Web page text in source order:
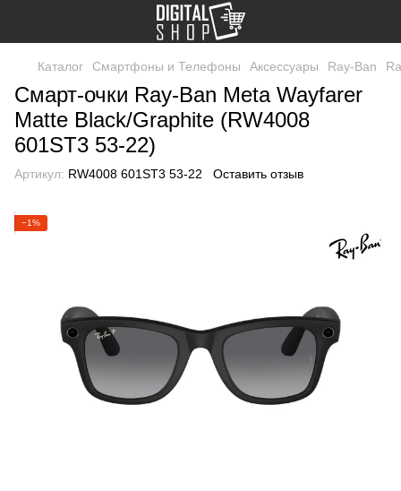
Каталог Смартфоны и Телефоны Аксессуары Ray-Ban
Смарт-очки Ray-Ban Meta Wayfarer
Matte Black/Graphite (RW4008
601ST3 53-22)
Артикул: RW4008 601ST3 53-22 Оставить отзыв
−1%